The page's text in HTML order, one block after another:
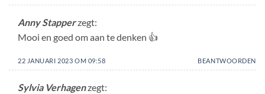
Anny Stapperzegt:
Mooi en goed om aan te denken 👍
22 JANUARI 2023 OM 09:58 BEANTWOORDEN
Sylvia Verhagenzegt: